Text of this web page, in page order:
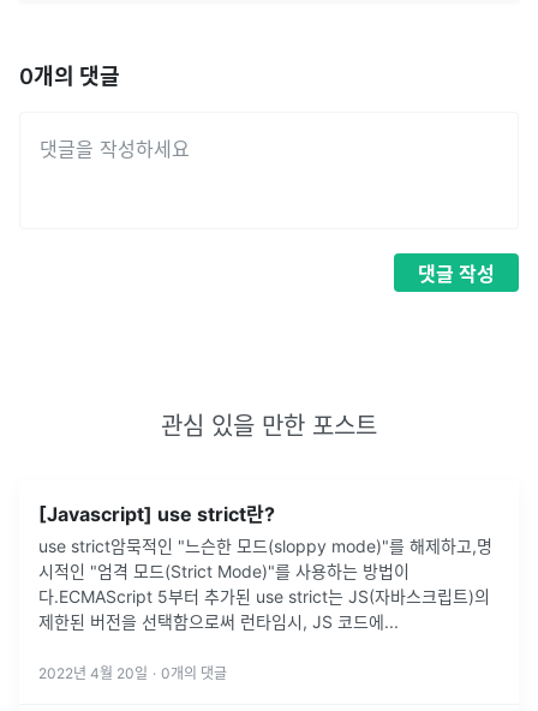
0개의 댓글
댓글 작성
관심 있을 만한 포스트
[Javascript] use strict란?
use strict암묵적인 "느슨한 모드(sloppy mode)"를 해제하고,명
시적인 "엄격 모드(Strict Mode)"를 사용하는 방법이
다.ECMAScript 5부터 추가된 use strict는 JS(자바스크립트)의
제한된 버전을 선택함으로써 런타임시, JS 코드에 ...
2022년 4월 20일 · 0개의 댓글